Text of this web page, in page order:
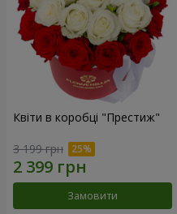
Квіти в коробці "Престиж"
3 199 грн
Замовити